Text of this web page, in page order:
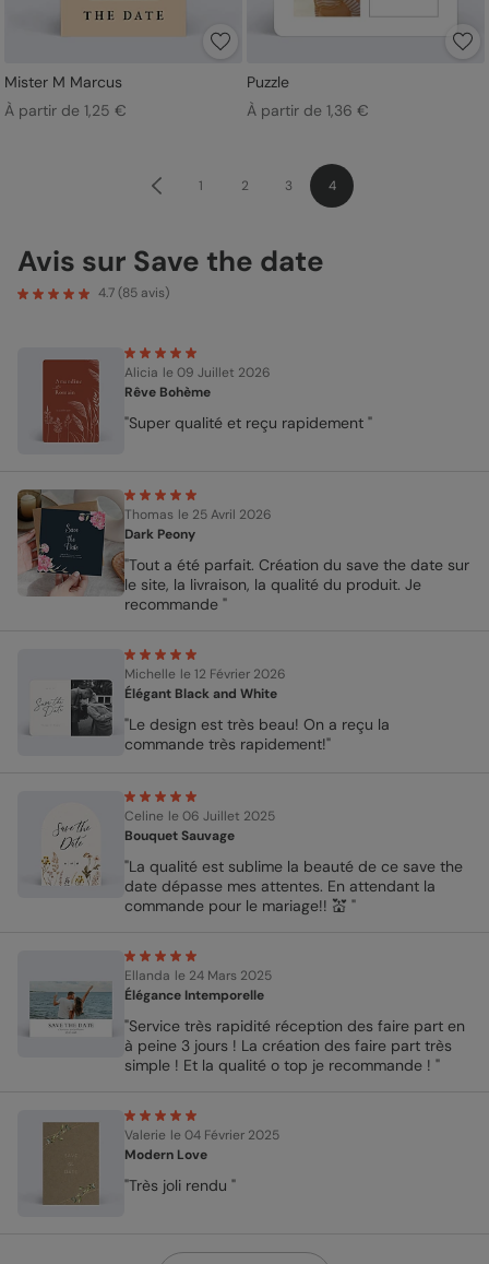
Mister M Marcus
À partir de 1,25 €
Puzzle
À partir de 1,36 €
1 2 3 4
Avis sur Save the date
4.7(85 avis)
Alicia le 09 Juillet 2026
Rêve Bohème
"Super qualité et reçu rapidement "
Thomas le 25 Avril 2026
Dark Peony
"Tout a été parfait. Création du save the date sur
le site, la livraison, la qualité du produit. Je
recommande "
Michelle le 12 Février 2026
Élégant Black and White
"Le design est très beau! On a reçu la
commande très rapidement!"
Celine le 06 Juillet 2025
Bouquet Sauvage
"La qualité est sublime la beauté de ce save the
date dépasse mes attentes. En attendant la
commande pour le mariage!! 💒 "
Ellanda le 24 Mars 2025
Élégance Intemporelle
"Service très rapidité réception des faire part en
à peine 3 jours ! La création des faire part très
simple ! Et la qualité o top je recommande ! "
Valerie le 04 Février 2025
Modern Love
"Très joli rendu "